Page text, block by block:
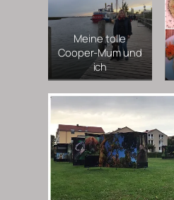
Meine tolle
Cooper-Mum und
ich